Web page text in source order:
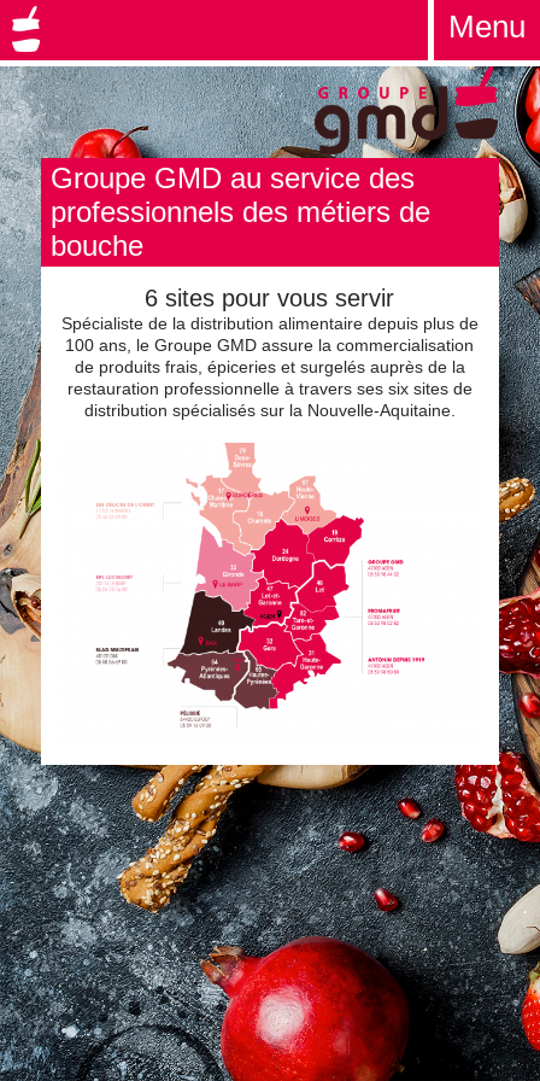
Menu
Groupe GMD au service des
professionnels des métiers de
bouche
6 sites pour vous servir
Spécialiste de la distribution alimentaire depuis plus de
100 ans, le Groupe GMD assure la commercialisation
de produits frais, épiceries et surgelés auprès de la
restauration professionnelle à travers ses six sites de
distribution spécialisés sur la Nouvelle-Aquitaine.